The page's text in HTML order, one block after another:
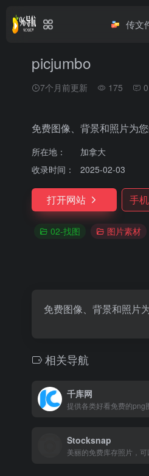
传文
picjumbo
7个月前更新 175 0
免费图像、背景和照片为
所在地：
加拿大
收录时间：
2025-02-03
打开网站 手
02-找图 图片素材
免费图像、背景和照片
相关导航
千库网
Stocksnap
美丽的免费库存照片，可